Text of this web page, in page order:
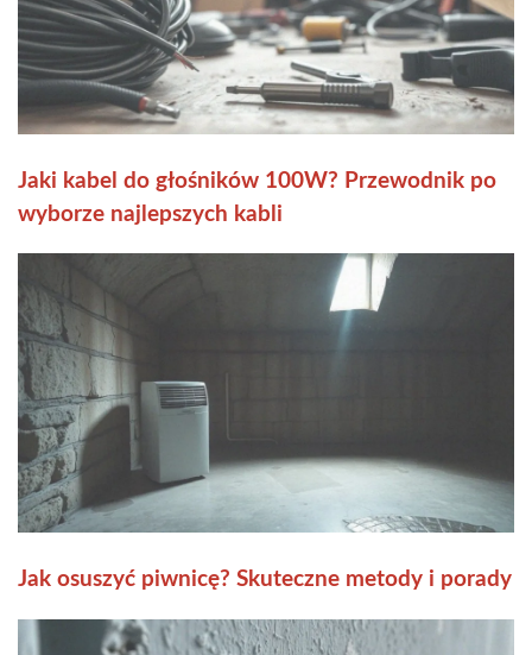
Jaki kabel do głośników 100W? Przewodnik po
wyborze najlepszych kabli
Jak osuszyć piwnicę? Skuteczne metody i porady